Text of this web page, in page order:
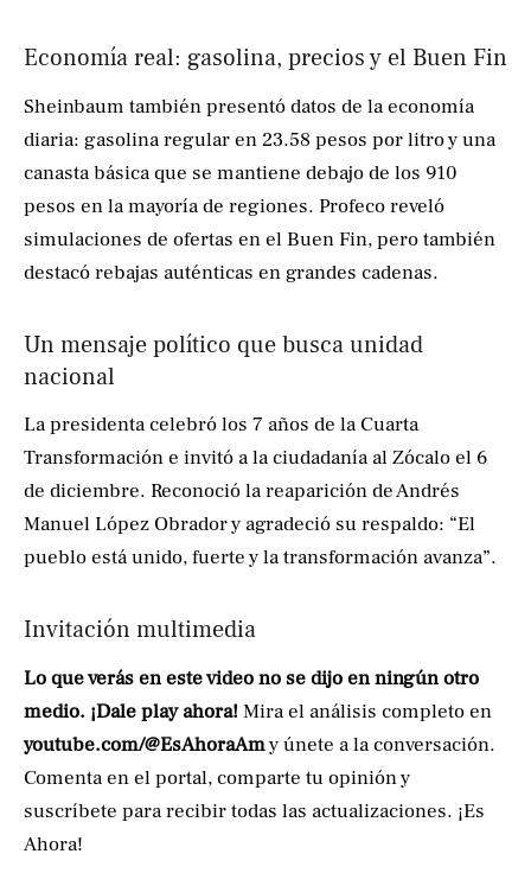
Economía real: gasolina, precios y el Buen Fin
Sheinbaum también presentó datos de la economía
diaria: gasolina regular en 23.58 pesos por litro y una
canasta básica que se mantiene debajo de los 910
pesos en la mayoría de regiones. Profeco reveló
simulaciones de ofertas en el Buen Fin, pero también
destacó rebajas auténticas en grandes cadenas.
Un mensaje político que busca unidad
nacional
La presidenta celebró los 7 años de la Cuarta
Transformación e invitó a la ciudadanía al Zócalo el 6
de diciembre. Reconoció la reaparición de Andrés
Manuel López Obrador y agradeció su respaldo: “El
pueblo está unido, fuerte y la transformación avanza”.
Invitación multimedia
Lo que verás en este video no se dijo en ningún otro
medio. ¡Dale play ahora! Mira el análisis completo en
youtube.com/@EsAhoraAmy únete a la conversación.
Comenta en el portal, comparte tu opinión y
suscríbete para recibir todas las actualizaciones. ¡Es
Ahora!